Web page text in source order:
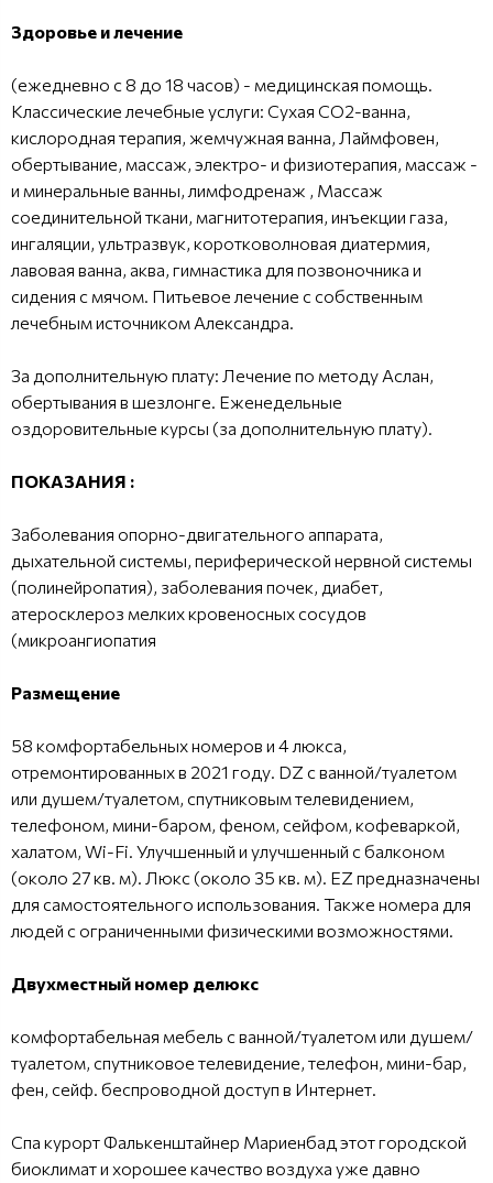
Здоровье и лечение
(ежедневно с 8 до 18 часов) - медицинская помощь.
Классические лечебные услуги: Сухая СО2-ванна,
кислородная терапия, жемчужная ванна, Лаймфовен,
обертывание, массаж, электро- и физиотерапия, массаж -
и минеральные ванны, лимфодренаж , Массаж
соединительной ткани, магнитотерапия, инъекции газа,
ингаляции, ультразвук, коротковолновая диатермия,
лавовая ванна, аква, гимнастика для позвоночника и
сидения с мячом. Питьевое лечение с собственным
лечебным источником Александра.
За дополнительную плату: Лечение по методу Аслан,
обертывания в шезлонге. Еженедельные
оздоровительные курсы (за дополнительную плату).
ПОКАЗАНИЯ :
Заболевания опорно-двигательного аппарата,
дыхательной системы, периферической нервной системы
(полинейропатия), заболевания почек, диабет,
атеросклероз мелких кровеносных сосудов
(микроангиопатия
Размещение
58 комфортабельных номеров и 4 люкса,
отремонтированных в 2021 году. DZ с ванной/туалетом
или душем/туалетом, спутниковым телевидением,
телефоном, мини-баром, феном, сейфом, кофеваркой,
халатом, Wi-Fi. Улучшенный и улучшенный с балконом
(около 27 кв. м). Люкс (около 35 кв. м). EZ предназначены
для самостоятельного использования. Также номера для
людей с ограниченными физическими возможностями.
Двухместный номер делюкс
комфортабельная мебель с ванной/туалетом или душем/
туалетом, спутниковое телевидение, телефон, мини-бар,
фен, сейф. беспроводной доступ в Интернет.
Спа курорт Фалькенштайнер Мариенбад этот городской
биоклимат и хорошее качество воздуха уже давно